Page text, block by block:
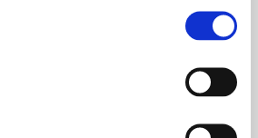
til vedligeholdelse af klubhus
efter behov i 2023 for at give
vil være adgang til bagrummene